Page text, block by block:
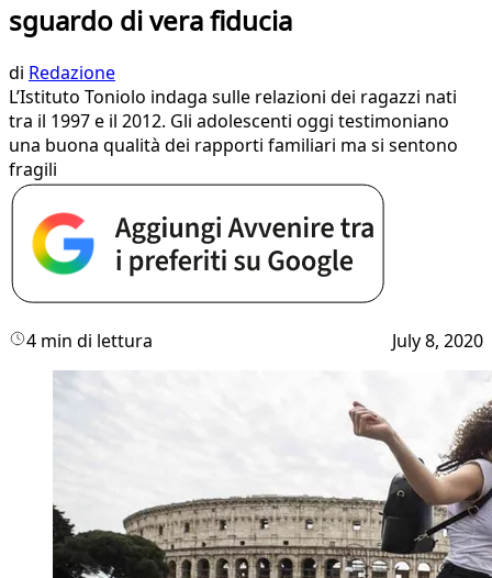
sguardo di vera fiducia
di Redazione
L’Istituto Toniolo indaga sulle relazioni dei ragazzi nati
tra il 1997 e il 2012. Gli adolescenti oggi testimoniano
una buona qualità dei rapporti familiari ma si sentono
fragili
4 min di lettura July 8, 2020